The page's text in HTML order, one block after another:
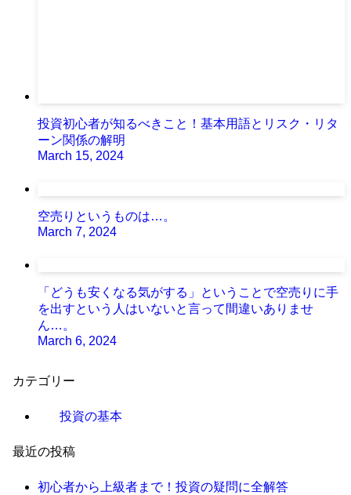
投資初心者が知るべきこと！基本用語とリスク・リタ
ーン関係の解明
March 15, 2024
空売りというものは…。
March 7, 2024
「どうも安くなる気がする」ということで空売りに手
を出すという人はいないと言って間違いありませ
ん…。
March 6, 2024
カテゴリー
投資の基本
最近の投稿
初心者から上級者まで！投資の疑問に全解答